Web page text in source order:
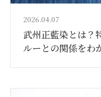
2026.04.07
武州正藍染とは？
ルーとの関係をわ